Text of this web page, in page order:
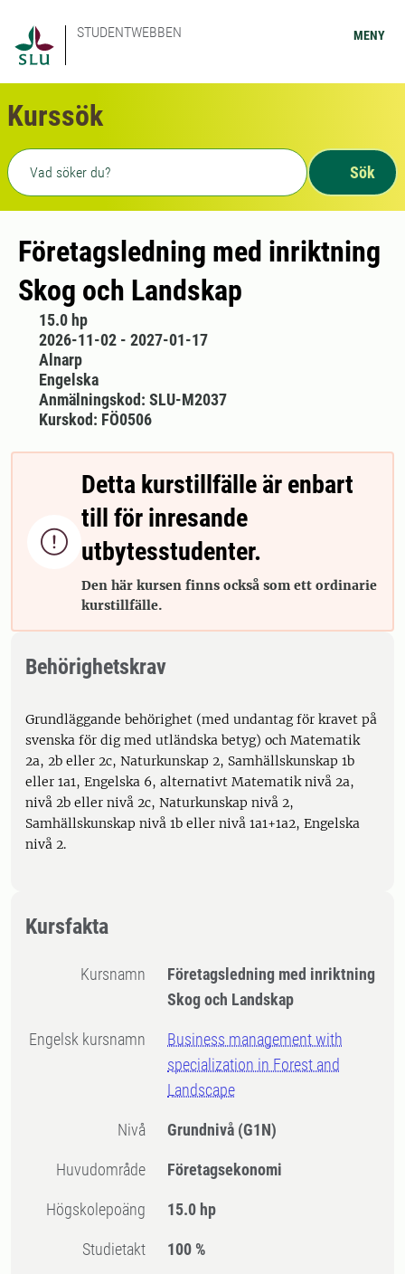
STUDENTWEBBEN MENY
Kurssök
Fritext sökning
Sök
Företagsledning med inriktning
Skog och Landskap
15.0 hp
2026-11-02 - 2027-01-17
Alnarp
Engelska
Anmälningskod: SLU-M2037
Kurskod: FÖ0506

Detta kurstillfälle är enbart
till för inresande
utbytesstudenter.
Den här kursen finns också som ett ordinarie
kurstillfälle.
Behörighetskrav
Grundläggande behörighet (med undantag för kravet på
svenska för dig med utländska betyg) och Matematik
2a, 2b eller 2c, Naturkunskap 2, Samhällskunskap 1b
eller 1a1, Engelska 6, alternativt Matematik nivå 2a,
nivå 2b eller nivå 2c, Naturkunskap nivå 2,
Samhällskunskap nivå 1b eller nivå 1a1+1a2, Engelska
nivå 2.
Kursfakta
Kursnamn
Företagsledning med inriktning
Skog och Landskap
Engelsk kursnamn
Business management with
specialization in Forest and
Landscape
Nivå Grundnivå (G1N)
Huvudområde Företagsekonomi
högskolepoäng 15.0 hp
Studietakt 100 %